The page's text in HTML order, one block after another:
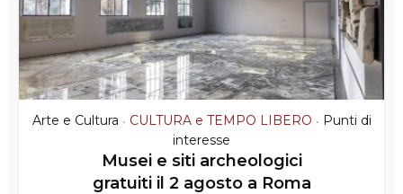
Arte e Cultura • CULTURA e TEMPO LIBERO • Punti di
interesse
Musei e siti archeologici
gratuiti il 2 agosto a Roma